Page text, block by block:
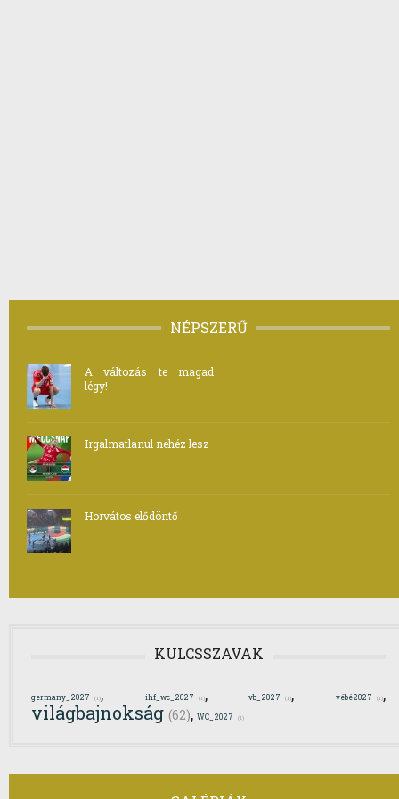
NÉPSZERŰ
A változás te magad
légy!
Irgalmatlanul nehéz lesz
Horvátos elődöntő
KULCSSZAVAK
germany_2027 (1), ihf_wc_2027 (1),vb_2027 (1),vébé2027 (1),
világbajnokság (62), WC_2027 (1)